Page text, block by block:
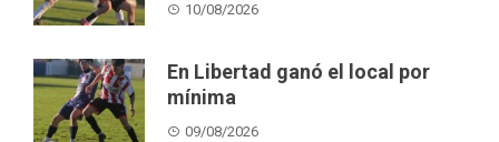
10/08/2026
En Libertad ganó el local por
mínima
09/08/2026